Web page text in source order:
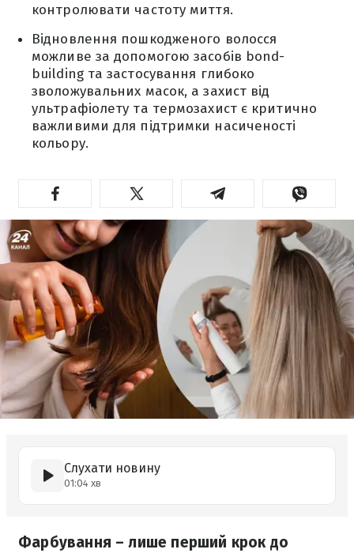
контролювати частоту миття.
Відновлення пошкодженого волосся
можливе за допомогою засобів bond-
building та застосування глибоко
зволожувальних масок, а захист від
ультрафіолету та термозахист є критично
важливими для підтримки насиченості
кольору.
Слухати новину
01:04 хв
Фарбування – лише перший крок до